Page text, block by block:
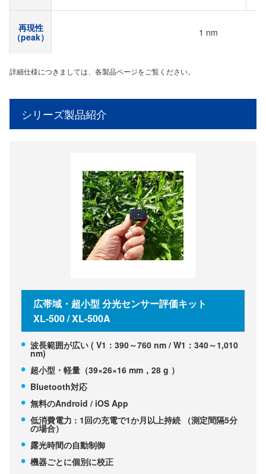
再現性
（peak）
1 nm
詳細仕様につきましては、各製品ページをご覧ください。
シリーズ製品紹介
広帯域・超小型 分光センサー評価キット
XL-500 / XL-500A
波長範囲が広い ( V1：390～760 nm / W1：340～1,010
nm)
超小型・軽量（39×26×16 mm，28 g ）
Bluetooth対応
無料のAndroid / iOS App
低消費電力 : 1回の充電で1か月以上持続 （測定間隔5分
の場合）
露光時間の自動制御
機器ごとに個別に校正